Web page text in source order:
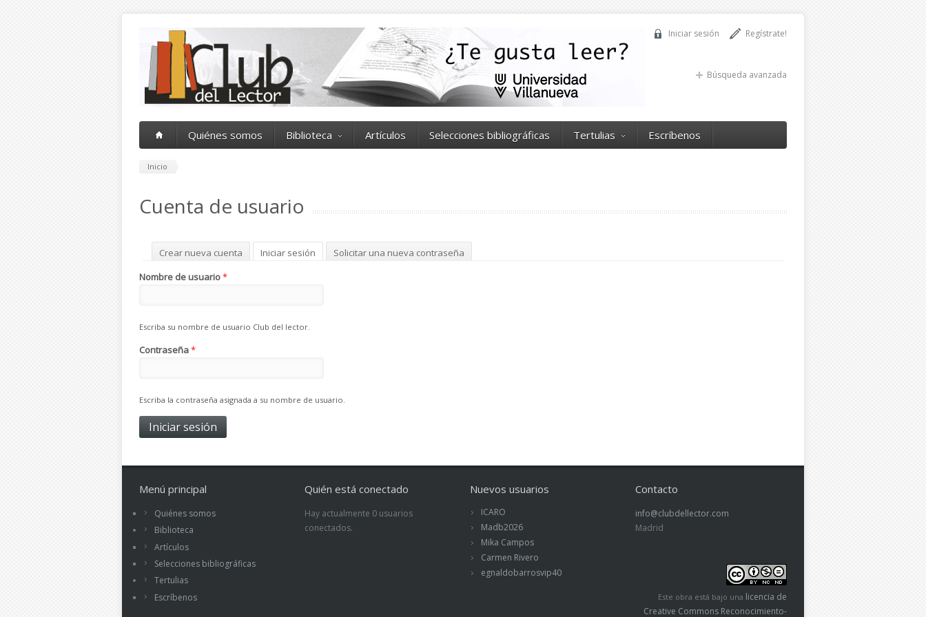
Regístrate!
Iniciar sesión
Búsqueda avanzada
Quiénes somos Biblioteca Artículos Selecciones bibliográficas Tertulias Escríbenos
Inicio
Cuenta de usuario
Solapas principales
Crear nueva cuenta Iniciar sesión (solapa activa)
Solicitar una nueva contraseña
Nombre de usuario*
Escriba su nombre de usuario Club del lector.
Contraseña*
Escriba la contraseña asignada a su nombre de usuario.
Menú principal
Quiénes somos
Biblioteca
Artículos
Selecciones bibliográficas
Tertulias
Escríbenos
Quién está conectado
Hay actualmente 0 usuarios
conectados.
Nuevos usuarios
ICARO
Madb2026
Mika Campos
Carmen Rivero
egnaldobarrosvip40
Contacto
info@clubdellector.com
Madrid
Este obra está bajo una licencia de
Creative Commons Reconocimiento-